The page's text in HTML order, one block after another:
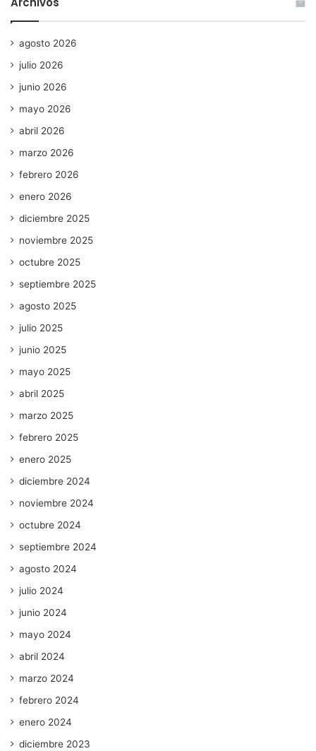
agosto 2026
julio 2026
junio 2026
mayo 2026
abril 2026
marzo 2026
febrero 2026
enero 2026
diciembre 2025
noviembre 2025
octubre 2025
septiembre 2025
agosto 2025
julio 2025
junio 2025
mayo 2025
abril 2025
marzo 2025
febrero 2025
enero 2025
diciembre 2024
noviembre 2024
octubre 2024
septiembre 2024
agosto 2024
julio 2024
junio 2024
mayo 2024
abril 2024
marzo 2024
febrero 2024
enero 2024
diciembre 2023